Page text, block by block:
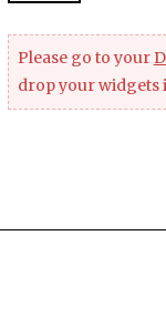
Please go to your
drop your widgets